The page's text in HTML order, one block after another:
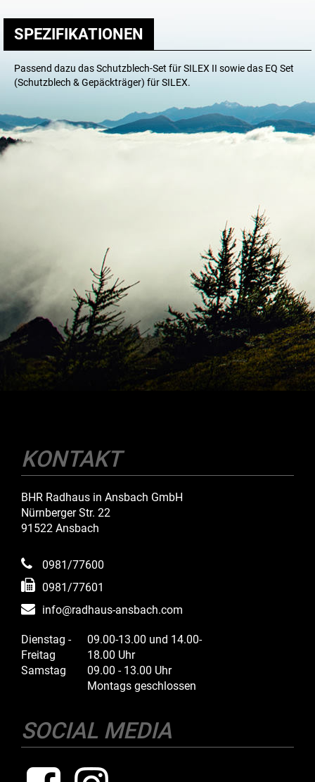
SPEZIFIKATIONEN
Passend dazu dasSchutzblech-Set für SILEX II sowie das EQ Set
(Schutzblech & Gepäckträger) für SILEX.
KONTAKT
BHR Radhaus in Ansbach GmbH
Nürnberger Str. 22
91522 Ansbach
0981/77600
0981/77601
info@radhaus-ansbach.com
Dienstag -
Freitag
09.00-13.00 und 14.00-
18.00 Uhr
Samstag
09.00 - 13.00 Uhr
Montags geschlossen
SOCIAL MEDIA